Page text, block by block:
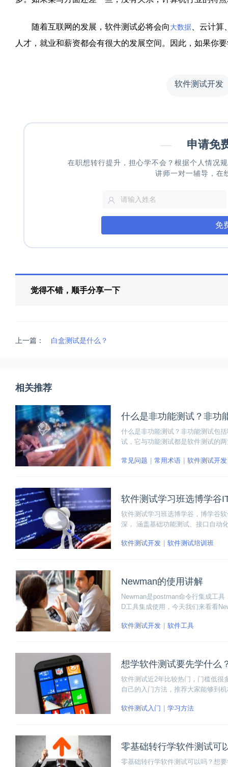
随着互联网的发展，软件测试必将会向 大数据 、云计
人才，就业和薪资都会有很大的发展空间。因此，如果你
软件测试开发
— 申请免
在职想转行提升，担心学不会？根据个人情况
讲师一对一辅导，在
免
觉得不错，顺手分享一下
上一篇： 白盒测试是什么？
相关推荐
什么是非功能测试？非功
什么是非功能测试？非功能测试包
试，它与功能测试都是软件测试的
吧！
常见问题 常用术语 软件测试开发
软件测试学习班选博学谷
软件测试学习班选博学谷，博学谷
深， 涵盖基础功能测试、接口自动
软件测试开发
软件测试培训班
Newman的使用讲解
Newman是postman命令行集成工
D工具集成使用，今天我们来看看
软件测试开发
软件工具
想学软件测试要先学什么
软件测试近2年比较热门，门槛低很
自己的入门方法，推荐大家能够到
软件测试入门 学习方法
零基础转行学软件测试可
零基础转行学软件测试可以吗？想